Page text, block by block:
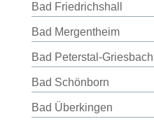
Bad Friedrichshall
Bad Mergentheim
Bad Peterstal-Griesbach
Bad Schönborn
Bad Überkingen